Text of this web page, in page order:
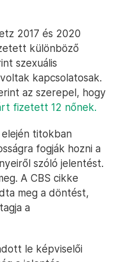
2017 és 2020
különböző
szexuális
kapcsolatosak.
az szerepel, hogy
fizetett 12 nőnek.
titokban
fogják hozni a
szóló jelentést.
A CBS cikke
meg a döntést,
a
le képviselői